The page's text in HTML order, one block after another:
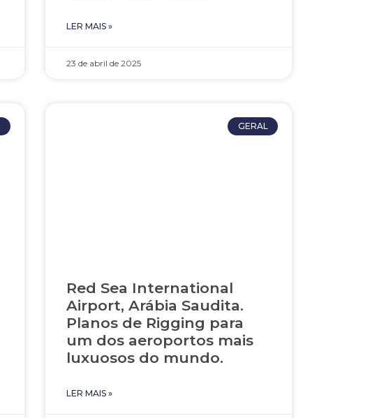
LER MAIS »
23 de abril de 2025
GERAL
Red Sea International
Airport, Arábia Saudita.
Planos de Rigging para
um dos aeroportos mais
luxuosos do mundo.
LER MAIS »